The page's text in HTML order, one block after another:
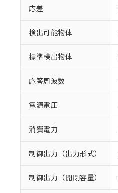
応差
検出可能物体
標準検出物体
応答周波数
電源電圧
消費電力
制御出力（出力形式）
制御出力（開閉容量）